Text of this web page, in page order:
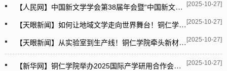
[2025-10-27]
【人民网】中国新文学学会第38届年会暨“中国新文学：地域性与世界性”学术研讨会在铜仁学院举行
[2025-10-27]
【天眼新闻】如何让地域文学走向世界舞台！铜仁学院举办的这场中国新文学主题研讨会共探文学发展新路径
[2025-10-27]
【天眼新闻】从实验室到生产线！铜仁学院牵头新材料论坛，中外精英共探产业创新路径
[2025-10-27]
【新华网】铜仁学院举办2025国际产学研用合作会议—新材料与化学工程论坛